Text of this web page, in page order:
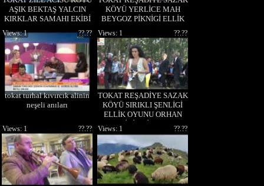
AŞIK BEKTAŞ YALCIN
KIRKLAR SAMAHI EKİBİ
KÖYÜ YERLİCE MAH
BEYGOZ PİKNİGİ ELLİK
tokat turhal kıvırcık alinin
neşeli anıları
??.??
Views: 1
TOKAT REŞADİYE SAZAK
KÖYÜ SIRIKLI ŞENLİGİ
ELLİK OYUNU ORHAN
KOCYİGİT BİR SELAM
YOLADIM ALMADINMI
SEN
??.??
Views: 1
??.??
Views: 1 ??.??
Views: 1